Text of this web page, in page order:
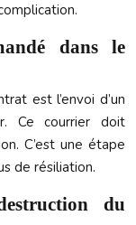
dans le
est l’envoi d’un
Ce courrier doit
C’est une étape
de résiliation.
du